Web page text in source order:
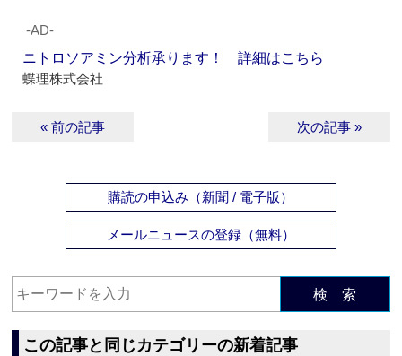
‐AD‐
ニトロソアミン分析承ります！ 詳細はこちら
蝶理株式会社
« 前の記事 次の記事 »
購読の申込み（新聞 / 電子版）
メールニュースの登録（無料）
検 索
この記事と同じカテゴリーの新着記事